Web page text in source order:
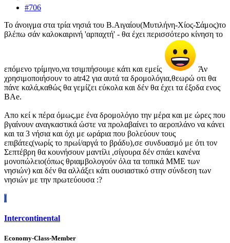
#706
Το άνοιγμα στα τρία νησιά του Β.Αιγαίου(Μυτιλήνη-Χίος-Σάμος)το
βλέπω σάν καλοκαιρινή 'αρπαχτή' - θα έχει περισσότερο κίνηση το
επόμενο τρίμηνο,να τσιμπήσουμε κάτι και εμείς
Άν
χρησιμοποιήσουν το atr42 για αυτά τα δρομολόγια,θεωρώ οτι θα
πάνε καλά,καθώς θα γεμίζει εύκολα και δέν θα έχει τα έξοδα ενος
BAe.
Απο κεί κ πέρα όμως,με ένα δρομολόγιο την μέρα και με ώρες που
βγαίνουν αναγκαστικά ώστε να προλαβαίνει το αεροπλάνο να κάνει
και τα 3 νήσια και όχι με ωράρια που βολεύουν τους
επιβάτες(νωρίς το πρωί/αργά το βράδυ),σε συνδυασμό με ότι τον
Σεπτέβρη θα κουνήσουν μαντίλι ,σίγουρα δέν σπάει κανένα
μονοπώλειο(όπως θριαμβολογούν όλα τα τοπικά ΜΜΕ των
νησιών) και δέν θα αλλάξει κάτι ουσιαστικό στην σύνδεση των
νησιών με την πρωτεύουσα :?
I
Intercontinental
Economy-Class-Member